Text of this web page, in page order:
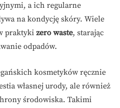
a ich regularne
na kondycję skóry. Wiele
praktyki zero waste, starając
odpadów.
kosmetyków ręcznie
własnej urody, ale również
środowiska. Takimi